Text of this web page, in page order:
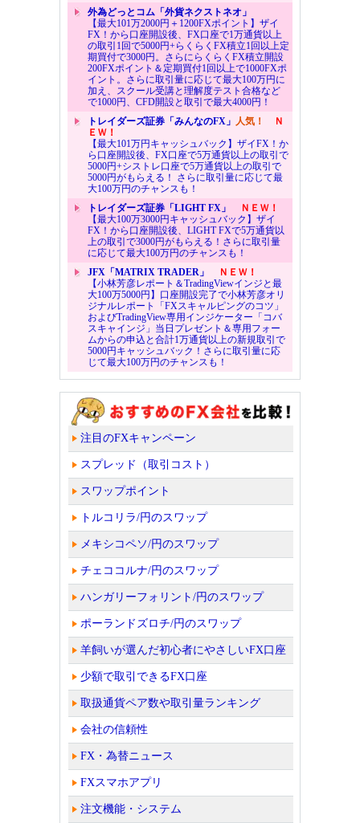
外為どっとコム「外貨ネクストネオ」
【最大101万2000円＋1200FXポイント】ザイ
FX！から口座開設後、FX口座で1万通貨以上
の取引1回で5000円+らくらくFX積立1回以上定
期買付で3000円。さらにらくらくFX積立開設
200FXポイント＆定期買付1回以上で1000FXポ
イント。さらに取引量に応じて最大100万円に
加え、スクール受講と理解度テスト合格など
で1000円、CFD開設と取引で最大4000円！
トレイダーズ証券「みんなのFX」 人気！
Ｎ
ＥＷ！
【最大101万円キャッシュバック】ザイFX！か
ら口座開設後、FX口座で5万通貨以上の取引で
5000円+シストレ口座で5万通貨以上の取引で
5000円がもらえる！ さらに取引量に応じて最
大100万円のチャンスも！
トレイダーズ証券「LIGHT FX」
ＮＥＷ！
【最大100万3000円キャッシュバック】ザイ
FX！から口座開設後、LIGHT FXで5万通貨以
上の取引で3000円がもらえる！さらに取引量
に応じて最大100万円のチャンスも！
JFX「MATRIX TRADER」
ＮＥＷ！
【小林芳彦レポート＆TradingViewインジと最
大100万5000円】口座開設完了で小林芳彦オリ
ジナルレポート「FXスキャルピングのコツ」
およびTradingView専用インジケーター「コバ
スキャインジ」当日プレゼント＆専用フォー
ムからの申込と合計1万通貨以上の新規取引で
5000円キャッシュバック！さらに取引量に応
じて最大100万円のチャンスも！
注目のFXキャンペーン
スプレッド（取引コスト）
スワップポイント
トルコリラ/円のスワップ
メキシコペソ/円のスワップ
チェココルナ/円のスワップ
ハンガリーフォリント/円のスワップ
ポーランドズロチ/円のスワップ
羊飼いが選んだ初心者にやさしいFX口座
少額で取引できるFX口座
取扱通貨ペア数や取引量ランキング
会社の信頼性
FX・為替ニュース
FXスマホアプリ
注文機能・システム